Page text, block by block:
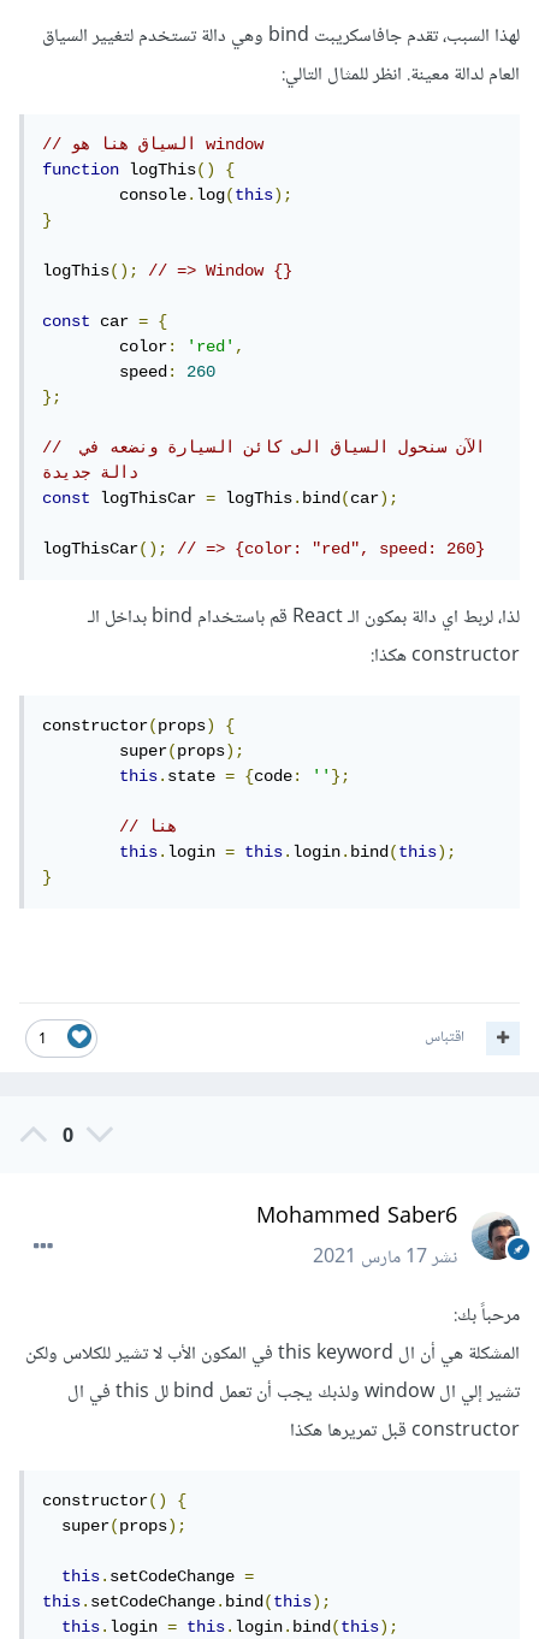
لهذا السبب، تقدم جافاسكريبت bind وهي دالة تستخدم لتغيير السياق
العام لدالة معينة. انظر للمثال التالي:
// السياق هنا هو window
function logThis()
{
	console
.log(this);
}
logThis(); // => Window {}
const car =
{
	color
: 'red',
	speed
:
260
};
// الآن سنحول السياق الى كائن السيارة ونضعه في
دالة جديدة
const
logThisCar = logThis.bind(car);
logThisCar(); // => {color: "red", speed: 260}
لذا، لربط اي دالة بمكون الـ React قم باستخدام bind بداخل الـ
constructor هكذا:
constructor(props)
{
	super
(props);
this.state = {code: ''};
// هنا
this.login = this.login.bind(this);
}
1 اقتباس
0
Mohammed Saber6
نشر17 مارس 2021
مرحباً بك:
المشكلة هي أن ال this keyword في المكون الأب لا تشير للكلاس ولكن
تشير إلي ال window ولذبك يجب أن تعمل bind لل this في ال
constructor قبل تمريرها هكذا
constructor()
{
  super
(props);
this.setCodeChange =
this.setCodeChange.bind(this);
this.login = this.login.bind(this);